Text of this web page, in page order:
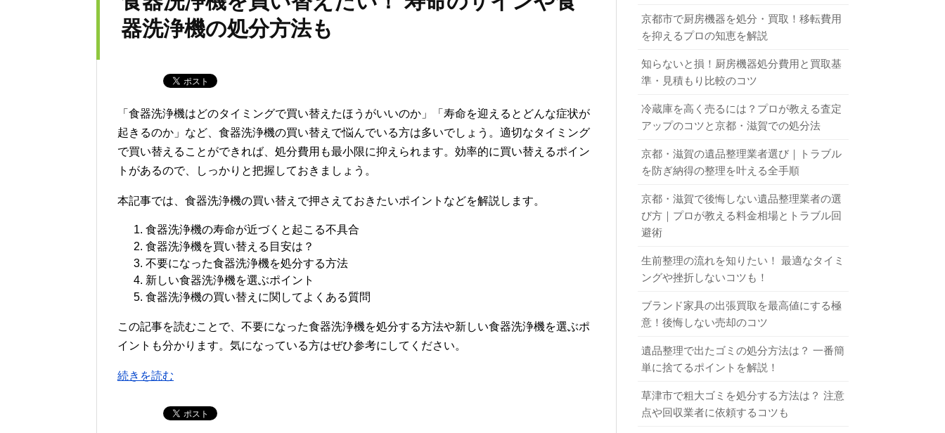
器洗浄機の処分方法も
「食器洗浄機はどのタイミングで買い替えたほうがいいのか」「寿命を迎えるとどんな症状が
起きるのか」など、食器洗浄機の買い替えで悩んでいる方は多いでしょう。適切なタイミング
で買い替えることができれば、処分費用も最小限に抑えられます。効率的に買い替えるポイン
トがあるので、しっかりと把握しておきましょう。
本記事では、食器洗浄機の買い替えで押さえておきたいポイントなどを解説します。
食器洗浄機の寿命が近づくと起こる不具合
食器洗浄機を買い替える目安は？
不要になった食器洗浄機を処分する方法
新しい食器洗浄機を選ぶポイント
食器洗浄機の買い替えに関してよくある質問
この記事を読むことで、不要になった食器洗浄機を処分する方法や新しい食器洗浄機を選ぶポ
イントも分かります。気になっている方はぜひ参考にしてください。
続きを読む
京都市で厨房機器を処分・買取！移転費用
を抑えるプロの知恵を解説
知らないと損！厨房機器処分費用と買取基
準・見積もり比較のコツ
冷蔵庫を高く売るには？プロが教える査定
アップのコツと京都・滋賀での処分法
京都・滋賀の遺品整理業者選び｜トラブル
を防ぎ納得の整理を叶える全手順
京都・滋賀で後悔しない遺品整理業者の選
び方｜プロが教える料金相場とトラブル回
避術
生前整理の流れを知りたい！ 最適なタイミ
ングや挫折しないコツも！
ブランド家具の出張買取を最高値にする極
意！後悔しない売却のコツ
遺品整理で出たゴミの処分方法は？ 一番簡
単に捨てるポイントを解説！
草津市で粗大ゴミを処分する方法は？ 注意
点や回収業者に依頼するコツも